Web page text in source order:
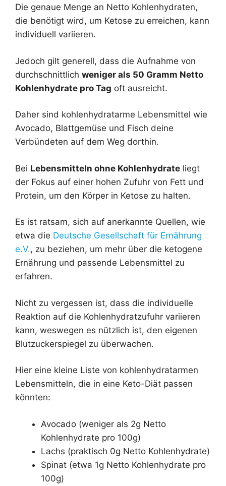
Die genaue Menge an Netto Kohlenhydraten,
die benötigt wird, um Ketose zu erreichen, kann
individuell variieren.
Jedoch gilt generell, dass die Aufnahme von
durchschnittlich weniger als 50 Gramm Netto
Kohlenhydrate pro Tag oft ausreicht.
Daher sind kohlenhydratarme Lebensmittel wie
Avocado, Blattgemüse und Fisch deine
Verbündeten auf dem Weg dorthin.
Bei Lebensmitteln ohne Kohlenhydrate liegt
der Fokus auf einer hohen Zufuhr von Fett und
Protein, um den Körper in Ketose zu halten.
Es ist ratsam, sich auf anerkannte Quellen, wie
etwa die Deutsche Gesellschaft für Ernährung
e.V., zu beziehen, um mehr über die ketogene
Ernährung und passende Lebensmittel zu
erfahren.
Nicht zu vergessen ist, dass die individuelle
Reaktion auf die Kohlenhydratzufuhr variieren
kann, weswegen es nützlich ist, den eigenen
Blutzuckerspiegel zu überwachen.
Hier eine kleine Liste von kohlenhydratarmen
Lebensmitteln, die in eine Keto-Diät passen
könnten:
Avocado (weniger als 2g Netto
Kohlenhydrate pro 100g)
Lachs (praktisch 0g Netto Kohlenhydrate)
Spinat (etwa 1g Netto Kohlenhydrate pro
100g)